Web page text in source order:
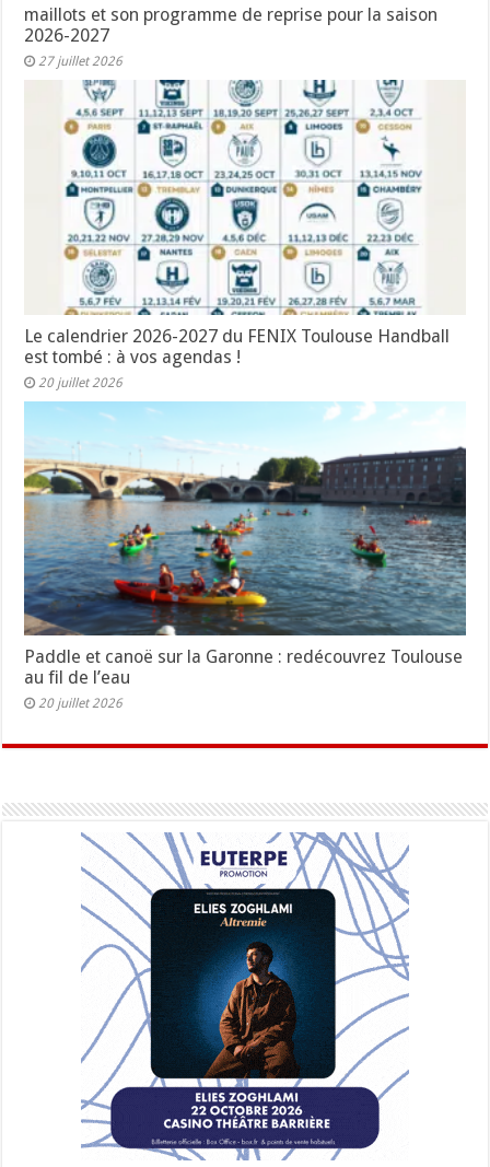
maillots et son programme de reprise pour la saison
2026-2027
27 juillet 2026
Le calendrier 2026-2027 du FENIX Toulouse Handball
est tombé : à vos agendas !
20 juillet 2026
Paddle et canoë sur la Garonne : redécouvrez Toulouse
au fil de l’eau
20 juillet 2026